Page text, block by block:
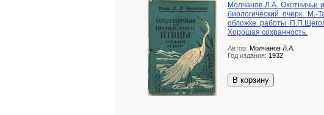
Молчанов Л.А. Охотничьи
биологический очерк. М.-
обложке работы
Хорошая сохранность.
Автор: Молчанов Л.А.
Год издания: 1932
В корзину